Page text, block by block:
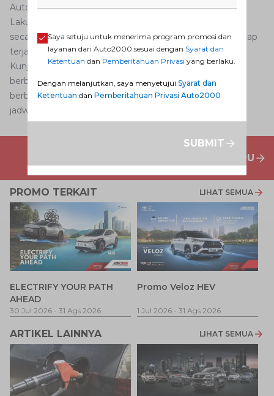
Auto2000 Mobile kami.
Lakukan cara merawat mobil yang jarang dipakai di atas
secara berkala sehingga performa mobil AutoFamily tetap
terjaga.
Kunjungi Dealer Toyotasekarang jugadan dapatkan
berbagaiPromo Dealer Mobil Toyotaterbaru untuk
berbagai jenislayanan purna jualAuto2000. Anda bisa
jadwalkan kunjungan
PENAWARAN MOBIL BARU
PROMO TERKAIT LIHAT SEMUA
ELECTRIFY YOUR PATH
AHEAD
30 Jul 2026 - 31 Ags 2026
Promo Veloz HEV
1 Jul 2026 - 31 Ags 2026
ARTIKEL LAINNYA LIHAT SEMUA
Saya setuju untuk menerima program promosi dan
layanan dari Auto2000 sesuai dengan Syarat dan
Ketentuan dan Pemberitahuan Privasi yang berlaku.
Dengan melanjutkan, saya menyetujui Syarat dan
Ketentuan dan Pemberitahuan Privasi Auto2000
SUBMIT